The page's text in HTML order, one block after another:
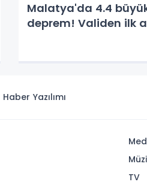
Malatya'da 4.4
deprem! Validen ilk
Haber Yazılımı
TV